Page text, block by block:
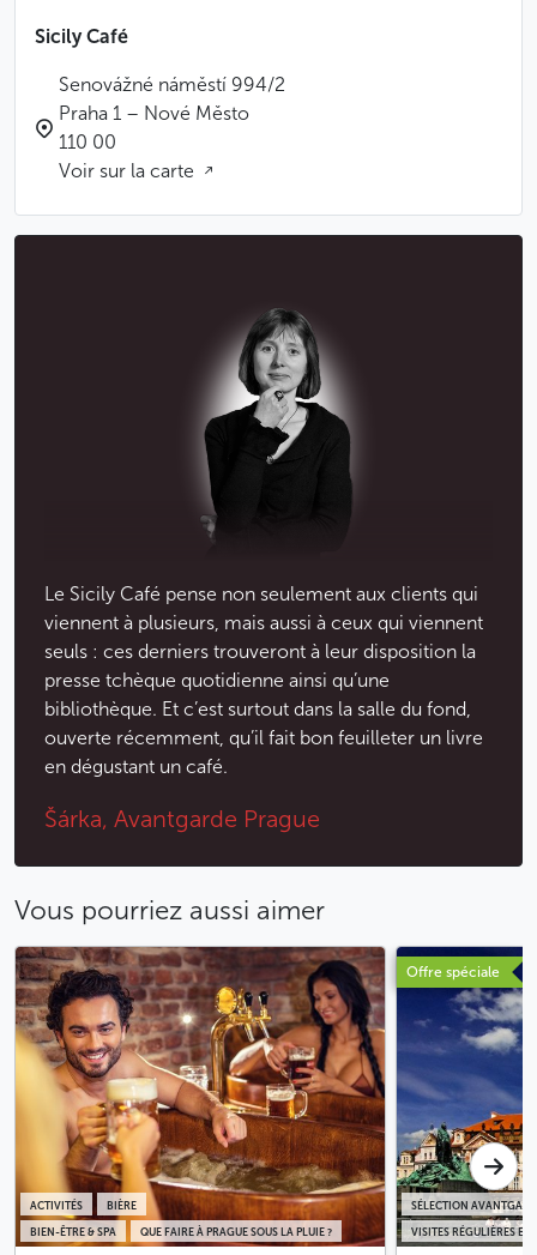
Sicily Café
Senovážné náměstí 994/2
Praha 1 – Nové Město
110 00
Voir sur la carte
Le Sicily Café pense non seulement aux clients qui
viennent à plusieurs, mais aussi à ceux qui viennent
seuls : ces derniers trouveront à leur disposition la
presse tchèque quotidienne ainsi qu’une
bibliothèque. Et c’est surtout dans la salle du fond,
ouverte récemment, qu’il fait bon feuilleter un livre
en dégustant un café.
Šárka, Avantgarde Prague
Vous pourriez aussi aimer
BIEN-ÊTRE & SPA QUE FAIRE À PRAGUE SOUS LA PLUIE ?
ACTIVITÉS BIÈRE
Offre spéciale
VISITES RÉGULIÈRES EN
SÉLECTION